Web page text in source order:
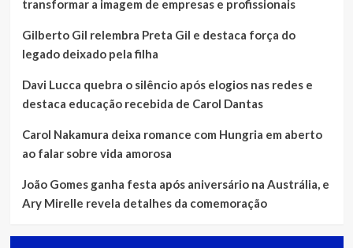
transformar a imagem de empresas e profissionais
Gilberto Gil relembra Preta Gil e destaca força do
legado deixado pela filha
Davi Lucca quebra o silêncio após elogios nas redes e
destaca educação recebida de Carol Dantas
Carol Nakamura deixa romance com Hungria em aberto
ao falar sobre vida amorosa
João Gomes ganha festa após aniversário na Austrália, e
Ary Mirelle revela detalhes da comemoração